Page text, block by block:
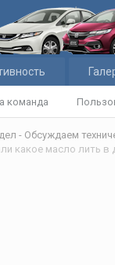
команда
- Обсуждаем
какое масло лить в